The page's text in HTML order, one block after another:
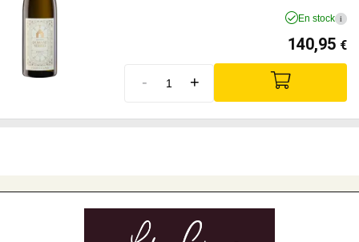
En stock i
140,95 €
- +